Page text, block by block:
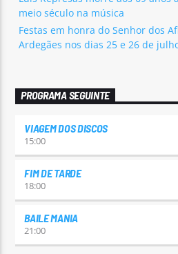
meio século na música
Festas em honra do Senhor dos
Ardegães nos dias 25 e 26 de
PROGRAMA SEGUINTE
VIAGEM DOS DISCOS
15:00
FIM DE TARDE
18:00
BAILE MANIA
21:00